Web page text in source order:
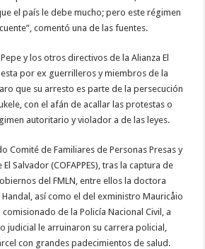
el país le debe mucho; pero este régimen
comentó una de las fuentes.
y los otros directivos de la Alianza El
por ex guerrilleros y miembros de la
que su arresto es parte de la persecución
con el afán de acallar las protestas o
autoritario y violador a de las leyes.
Comité de Familiares de Personas Presas y
Salvador (COFAPPES), tras la captura de
del FMLN, entre ellos la doctora
así como el del exministro Mauricåio
de la Policía Nacional Civil, a
judicial le arruinaron su carrera policial,
con grandes padecimientos de salud.